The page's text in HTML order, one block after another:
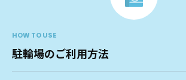
HOW TO USE
駐輪場のご利用方法